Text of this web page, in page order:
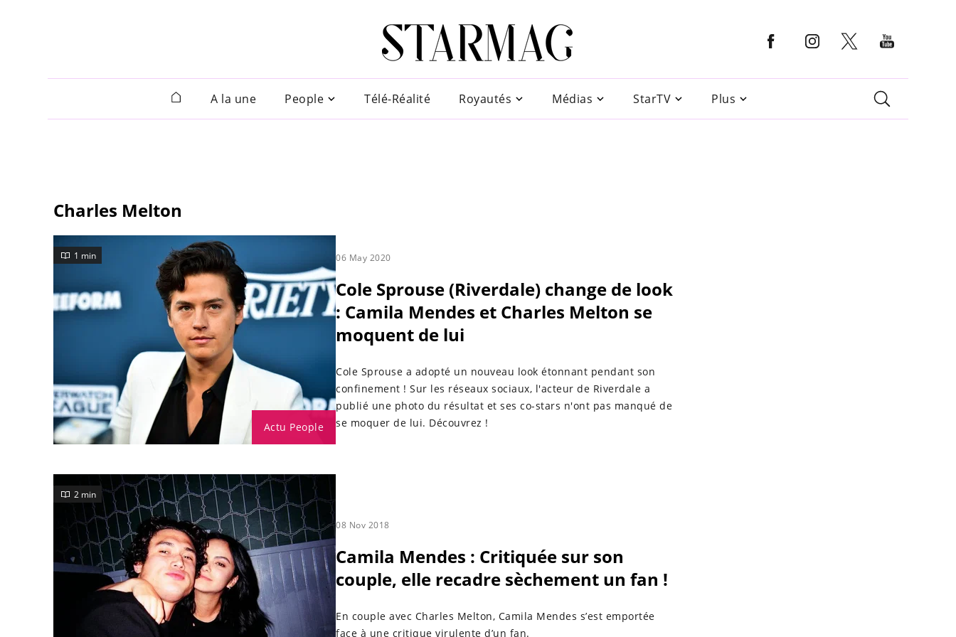
A la une People Télé-Réalité Royautés Médias StarTV Plus
Charles Melton
Actu People
1 min 06 May 2020
Cole Sprouse (Riverdale) change de look
: Camila Mendes et Charles Melton se
moquent de lui
Cole Sprouse a adopté un nouveau look étonnant pendant son
confinement ! Sur les réseaux sociaux, l'acteur de Riverdale a
publié une photo du résultat et ses co-stars n'ont pas manqué de
se moquer de lui. Découvrez !
2 min
08 Nov 2018
Camila Mendes : Critiquée sur son
couple, elle recadre sèchement un fan !
En couple avec Charles Melton, Camila Mendes s’est emportée
face à une critique virulente d’un fan.